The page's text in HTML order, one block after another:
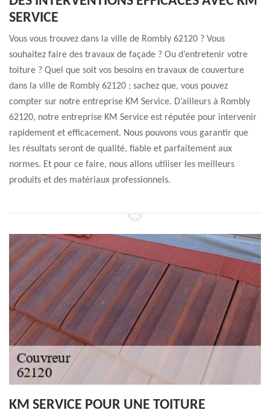
SERVICE
Vous vous trouvez dans la ville de Rombly 62120 ? Vous
souhaitez faire des travaux de façade ? Ou d’entretenir votre
toiture ? Quel que soit vos besoins en travaux de couverture
dans la ville de Rombly 62120 ; sachez que, vous pouvez
compter sur notre entreprise KM Service. D’ailleurs à Rombly
62120, notre entreprise KM Service est réputée pour intervenir
rapidement et efficacement. Nous pouvons vous garantir que
les résultats seront de qualité, fiable et parfaitement aux
normes. Et pour ce faire, nous allons utiliser les meilleurs
produits et des matériaux professionnels.
KM SERVICE POUR UNE TOITURE